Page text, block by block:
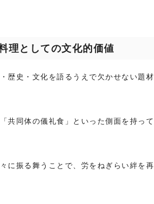
理としての文化的価値
歴史・文化を語るうえで欠かせない題材
共同体の儀礼食」といった側面を持って
に振る舞うことで、労をねぎらい絆を再